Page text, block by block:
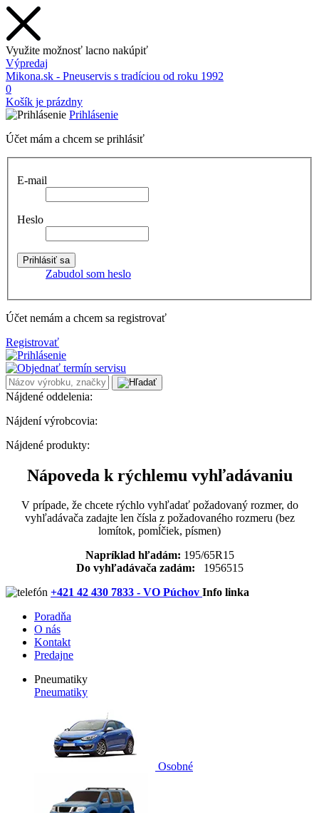
Využite možnosť lacno nakúpiť
Výpredaj
Mikona.sk - Pneuservis s tradíciou od roku 1992
0
Košík je prázdny
Prihlásenie
Účet mám a chcem se prihlásiť
E-mail
Heslo
Zabudol som heslo
Účet nemám a chcem sa registrovať
Registrovať
Nájdené oddelenia:
Nájdení výrobcovia:
Nájdené produkty:
Nápoveda k rýchlemu vyhľadávaniu
V prípade, že chcete rýchlo vyhľadať požadovaný rozmer, do
vyhľadávača zadajte len čísla z požadovaného rozmeru (bez
lomítok, pomĺčiek, písmen)
Napríklad hľadám: 195/65R15
Do vyhľadávača zadám: 1956515
+421 42 430 7833 - VO Púchov Info linka
Poradňa
O nás
Kontakt
Predajne
Pneumatiky
Pneumatiky
Osobné